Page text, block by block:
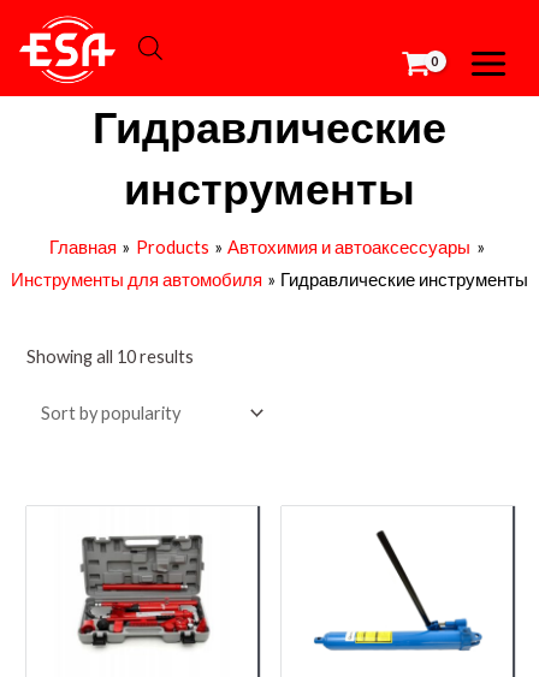
Перейти
содержимому
Гидравлические
инструменты
Главная Products
Автохимия и автоаксессуары
Инструменты для автомобиля
Гидравлические инструменты
Showing all 10 results